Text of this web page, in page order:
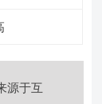
源于互